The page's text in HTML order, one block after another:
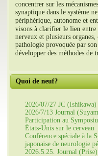
concentrer sur les
synaptique dans le système
périphérique, autonome et
visons à clarifier le lien entre
nerveux et plusieurs organes,
pathologie provoquée par son
développer des méthodes de
Quoi de neuf?
2026/07/27 JC (Ishikawa)
2026/7/13 Journal
Participation au
États-Unis sur le cerveau
Conférence spéciale à la
japonaise de neurologie
2026.5.25. Journal (Prise)